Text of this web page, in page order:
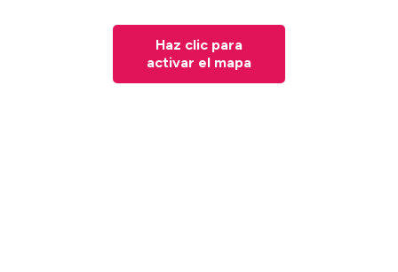
Haz clic para
activar el mapa